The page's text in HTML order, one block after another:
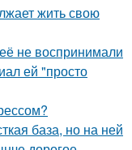
жить свою
не воспринимали
ей "просто
база, но на ней